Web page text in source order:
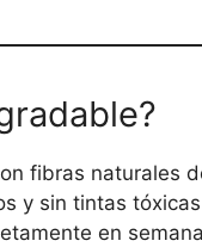
fibras naturales
y sin tintas
en